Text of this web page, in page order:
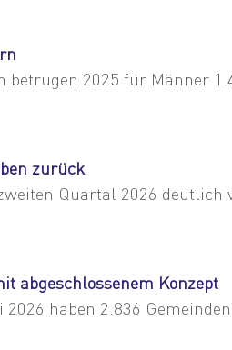
2025 für Männer
zurück
Quartal 2026 deutlich
abgeschlossenem Konzept
haben 2.836